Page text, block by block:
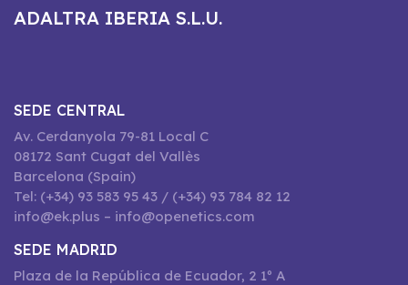
ADALTRA IBERIA S.L.U.
SEDE CENTRAL
Av. Cerdanyola 79-81 Local C
08172 Sant Cugat del Vallès
Barcelona (Spain)
Tel: (+34) 93 583 95 43 / (+34) 93 784 82 12
info@ek.plus – info@openetics.com
SEDE MADRID
Plaza de la República de Ecuador, 2 1º A